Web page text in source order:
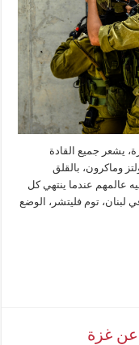
يشعر جميع القادة
وماكرون، بالقلق
عالمهم عندما ينتهي كل
لبنان، توم فليتشر، الوضع
عن غزة